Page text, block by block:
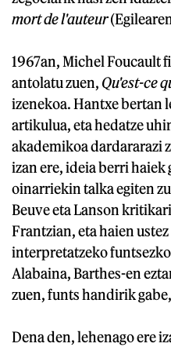
mort de l'auteur
1967an, Michel Foucault
antolatu zuen, Qu'est-ce
izenekoa. Hantxe bertan
artikulua, eta hedatze
akademikoa dardararazi
izan ere, ideia berri
oinarriekin talka egiten
Beuve eta Lanson
Frantzian, eta haien
interpretatzeko
Alabaina, Barthes-en
zuen, funts handirik
Dena den, lehenago ere